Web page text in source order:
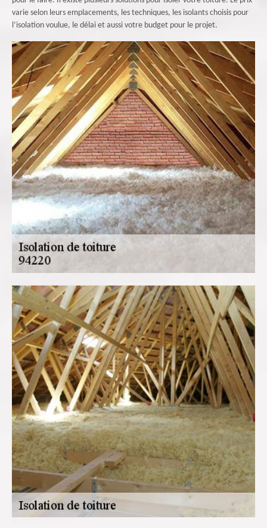
varie selon leurs emplacements, les techniques, les isolants choisis pour
l’isolation voulue, le délai et aussi votre budget pour le projet.